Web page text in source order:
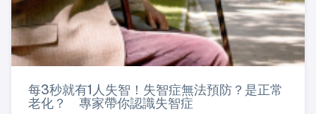
每3秒就有1人失智！失智症無法預防？是正常
老化？ 專家帶你認識失智症